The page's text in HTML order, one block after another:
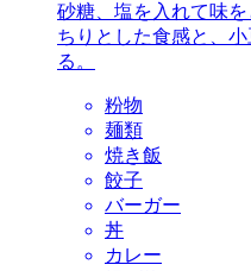
砂糖、塩を入れて味
ちりとした食感と、
る。
粉物
麺類
焼き飯
餃子
バーガー
丼
カレー